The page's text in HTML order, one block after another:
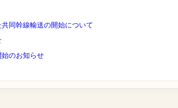
同幹線輸送の開始について
のお知らせ